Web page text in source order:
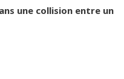
une collision entre un